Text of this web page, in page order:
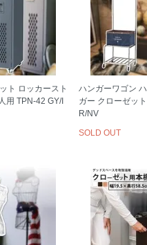
ト ロッカースト
用 TPN-42 GY/I
ハンガーワゴン
ガー クローゼッ
R/NV
SOLD OUT